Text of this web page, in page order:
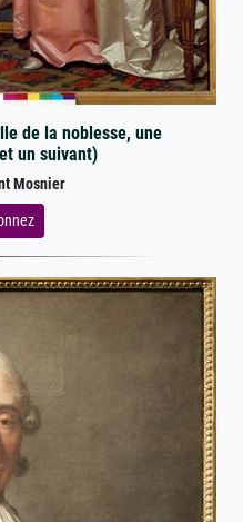
de la noblesse, une
un suivant)
Mosnier